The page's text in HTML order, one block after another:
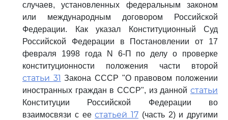
случаев, установленных федеральным законом
или международным договором Российской
Федерации. Как указал Конституционный Суд
Российской Федерации в Постановлении от 17
февраля 1998 года N 6-П по делу о проверке
конституционности положения части второй
статьи 31 Закона СССР "О правовом положении
иностранных граждан в СССР", из данной статьи
Конституции Российской Федерации во
взаимосвязи с еестатьей 17 (часть 2) и другими